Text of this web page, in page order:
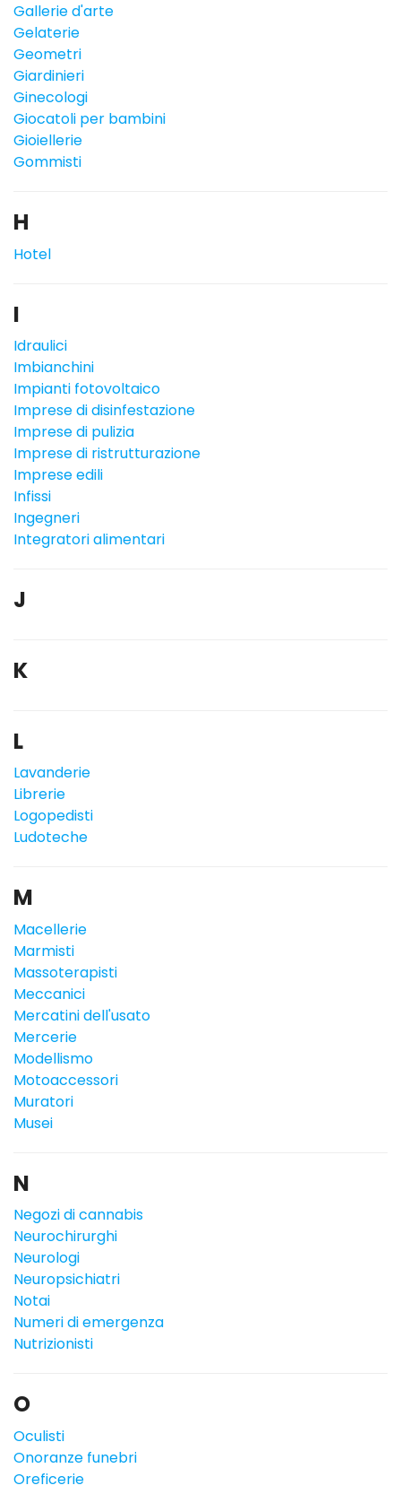
Gallerie d'arte
Gelaterie
Geometri
Giardinieri
Ginecologi
Giocatoli per bambini
Gioiellerie
Gommisti
H
Hotel
I
Idraulici
Imbianchini
Impianti fotovoltaico
Imprese di disinfestazione
Imprese di pulizia
Imprese di ristrutturazione
Imprese edili
Infissi
Ingegneri
Integratori alimentari
J
K
L
Lavanderie
Librerie
Logopedisti
Ludoteche
M
Macellerie
Marmisti
Massoterapisti
Meccanici
Mercatini dell'usato
Mercerie
Modellismo
Motoaccessori
Muratori
Musei
N
Negozi di cannabis
Neurochirurghi
Neurologi
Neuropsichiatri
Notai
Numeri di emergenza
Nutrizionisti
O
Oculisti
Onoranze funebri
Oreficerie